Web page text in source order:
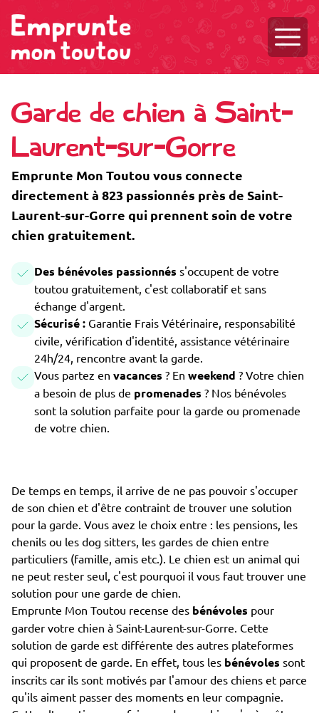
Garde de chien à Saint-
Laurent-sur-Gorre
Emprunte Mon Toutou vous connecte
directement à 823 passionnés près de Saint-
Laurent-sur-Gorre qui prennent soin de votre
chien gratuitement.
Des bénévoles passionnés s'occupent de votre
toutou gratuitement, c'est collaboratif et sans
échange d'argent.
Sécurisé : Garantie Frais Vétérinaire, responsabilité
civile, vérification d'identité, assistance vétérinaire
24h/24, rencontre avant la garde.
Vous partez en vacances ? En weekend ? Votre chien
a besoin de plus de promenades ? Nos bénévoles
sont la solution parfaite pour la garde ou promenade
de votre chien.
De temps en temps, il arrive de ne pas pouvoir s'occuper
de son chien et d'être contraint de trouver une solution
pour la garde. Vous avez le choix entre : les pensions, les
chenils ou les dog sitters, les gardes de chien entre
particuliers (famille, amis etc.). Le chien est un animal qui
ne peut rester seul, c'est pourquoi il vous faut trouver une
solution pour une garde de chien.
Emprunte Mon Toutou recense des bénévoles pour
garder votre chien à Saint-Laurent-sur-Gorre. Cette
solution de garde est différente des autres plateformes
qui proposent de garde. En effet, tous les bénévoles sont
inscrits car ils sont motivés par l'amour des chiens et parce
qu'ils aiment passer des moments en leur compagnie.